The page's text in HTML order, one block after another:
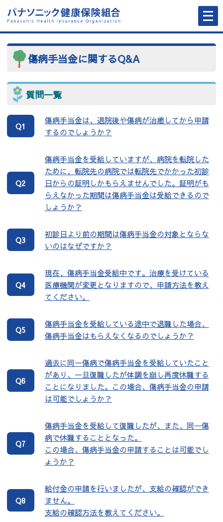
メ
ニ
ュ
ー
開
傷病手当金に関するQ&A
質問一覧
Q1
傷病手当金は、退院後や傷病が治癒してから申請
するのでしょうか？
Q2
傷病手当金を受給していますが、病院を転院した
ために、転院先の病院では転院先でかかった初診
日からの証明しかもらえませんでした。証明がも
らえなかった期間は傷病手当金は受給できるので
しょうか？
Q3
初診日より前の期間は傷病手当金の対象とならな
いのはなぜですか？
Q4
現在、傷病手当金受給中です。治療を受けている
医療機関が変更となりますので、申請方法を教え
てください。
Q5
傷病手当金を受給している途中で退職した場合、
傷病手当金はもらえなくなるのでしょうか？
Q6
過去に同一傷病で傷病手当金を受給していたこと
があり、一旦復職したが体調を崩し再度休職する
ことになりました。この場合、傷病手当金の申請
は可能でしょうか？
Q7
傷病手当金を受給して復職したが、また、同一傷
病で休職することとなった。
この場合、傷病手当金の申請することは可能でし
ょうか？
Q8
給付金の申請を行いましたが、支給の確認ができ
ません。
支給の確認方法を教えてください。